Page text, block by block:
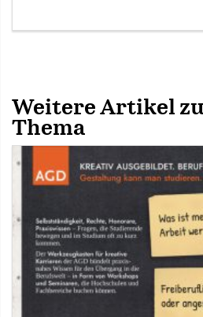
Weitere Artikel
Thema